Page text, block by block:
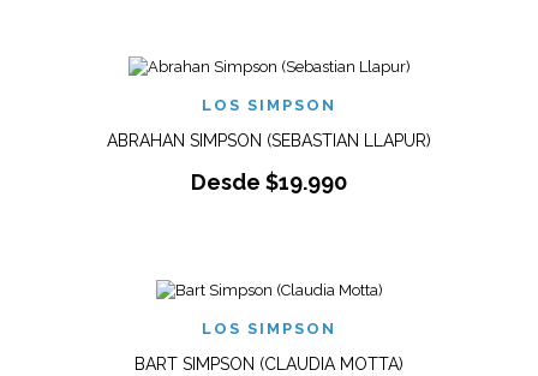
LOS SIMPSON
ABRAHAN SIMPSON (SEBASTIAN LLAPUR)
Desde $19.990
LOS SIMPSON
BART SIMPSON (CLAUDIA MOTTA)